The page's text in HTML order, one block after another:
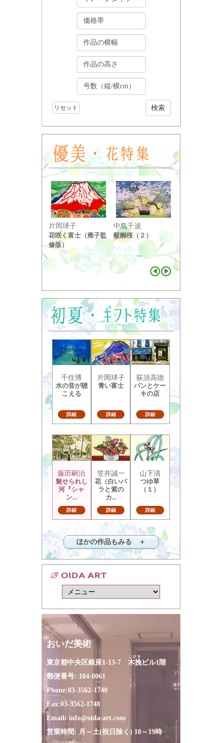
リセット
片岡球子
花咲く富士（雍子監
修版）
中島千波
醍醐桜（２）
り ...
千住博
水の音が聴
こえる
詳細
片岡球子
青い富士
詳細
荻須高徳
パンとケー
キの店
詳細
藤田嗣治
魅せられし
河『シャ
ン...
詳細
笠井誠一
花（白いバ
ラと紫の
カ...
詳細
山下清
つゆ草
（１）
詳細
ほかの作品もみる ＋
おいだ美術
東京都中央区銀座1-13-7 木挽
こびき
ビル1階
郵便番号: 104-0061
Phone:03-3562-1740
Fax:03-3562-1748
Email: info@oida-art.com
営業時間: 月～土(祝日除く) 10～19時